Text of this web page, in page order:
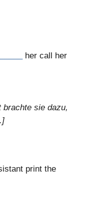
her call her
sie dazu,
print the